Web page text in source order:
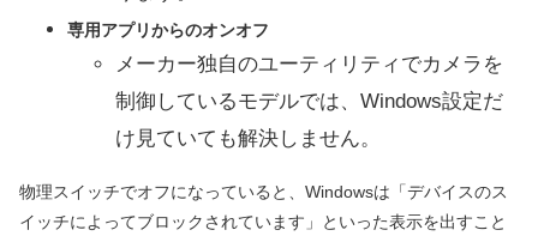
専用アプリからのオンオフ
メーカー独自のユーティリティでカメラを
制御しているモデルでは、Windows設定だ
け見ていても解決しません。
物理スイッチでオフになっていると、Windowsは「デバイスのス
イッチによってブロックされています」といった表示を出すこと